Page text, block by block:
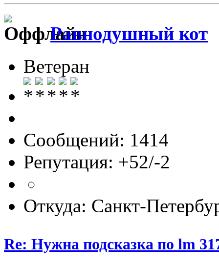
Равнодушный кот
Ветеран
Сообщений: 1414
Репутация: +52/-2
Откуда: Санкт-
Re: Нужна подсказка по lm